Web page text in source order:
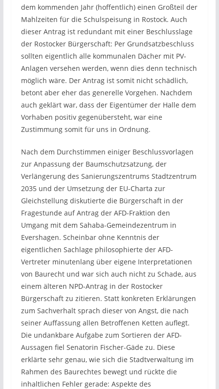
dem kommenden Jahr (hoffentlich) einen Großteil der
Mahlzeiten für die Schulspeisung in Rostock. Auch
dieser Antrag ist redundant mit einer Beschlusslage
der Rostocker Bürgerschaft: Per Grundsatzbeschluss
sollten eigentlich alle kommunalen Dächer mit PV-
Anlagen versehen werden, wenn dies denn technisch
möglich wäre. Der Antrag ist somit nicht schädlich,
betont aber eher das generelle Vorgehen. Nachdem
auch geklärt war, dass der Eigentümer der Halle dem
Vorhaben positiv gegenübersteht, war eine
Zustimmung somit für uns in Ordnung.
Nach dem Durchstimmen einiger Beschlussvorlagen
zur Anpassung der Baumschutzsatzung, der
Verlängerung des Sanierungszentrums Stadtzentrum
2035 und der Umsetzung der EU-Charta zur
Gleichstellung diskutierte die Bürgerschaft in der
Fragestunde auf Antrag der AFD-Fraktion den
Umgang mit dem Sahaba-Gemeindezentrum in
Evershagen. Scheinbar ohne Kenntnis der
eigentlichen Sachlage philosophierte der AFD-
Vertreter minutenlang über eigene Interpretationen
von Baurecht und war sich auch nicht zu Schade, aus
einem älteren NPD-Antrag in der Rostocker
Bürgerschaft zu zitieren. Statt konkreten Erklärungen
zum Sachverhalt sprach dieser von Angst, die nach
seiner Auffassung allen Betroffenen Ketten auflegt.
Die undankbare Aufgabe zum Sortieren der AFD-
Aussagen fiel Senatorin Fischer-Gäde zu. Diese
erklärte sehr genau, wie sich die Stadtverwaltung im
Rahmen des Baurechtes bewegt und rückte die
inhaltlichen Fehler gerade: Aspekte des